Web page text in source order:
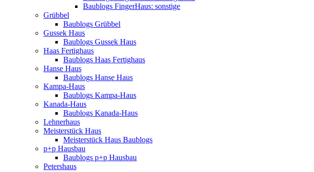
Baublogs FingerHaus: sonstige
Grübbel
Baublogs Grübbel
Gussek Haus
Baublogs Gussek Haus
Haas Fertighaus
Baublogs Haas Fertighaus
Hanse Haus
Baublogs Hanse Haus
Kampa-Haus
Baublogs Kampa-Haus
Kanada-Haus
Baublogs Kanada-Haus
Lehnerhaus
Meisterstück Haus
Meisterstück Haus Baublogs
p+p Hausbau
Baublogs p+p Hausbau
Petershaus